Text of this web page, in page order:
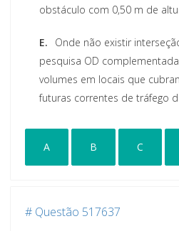
obstáculo com 0,50 m de
E.
Onde não existir
pesquisa OD
volumes em locais que
futuras correntes de tráfego
A B C
# Questão 517637